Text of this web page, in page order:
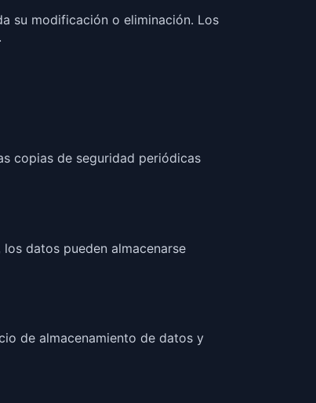
su modificación o eliminación. Los
copias de seguridad periódicas
datos pueden almacenarse
de almacenamiento de datos y